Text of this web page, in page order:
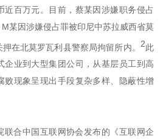
近百万元。目前，蔡某因涉嫌职务侵占
某因涉嫌侵占罪被印尼中苏拉威西省莫
在北莫罗瓦利县警察局拘留所内。 2此
企业到大型集团公司，从基层员工到高
败现象呈现出手段复杂多样、隐蔽性增
联合中国互联网协会发布的《互联网企